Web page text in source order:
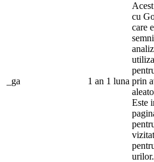
_ga 1 an 1 luna
cu
care
prin
Este
urilor.